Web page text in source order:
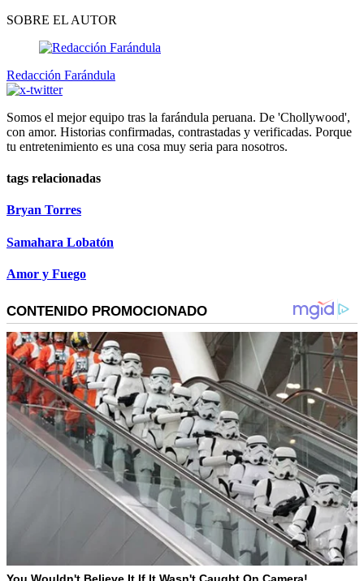
SOBRE EL AUTOR
Redacción Farándula
Somos el mejor equipo tras la farándula peruana. De 'Chollywood',
con amor. Historias confirmadas, contrastadas y verificadas. Porque
tu entretenimiento es una cosa muy seria para nosotros.
tags relacionadas
Bryan Torres
Samahara Lobatón
Amor y Fuego